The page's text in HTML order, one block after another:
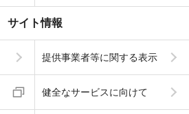
サイト情報
提供事業者等に関する表示
健全なサービスに向けて